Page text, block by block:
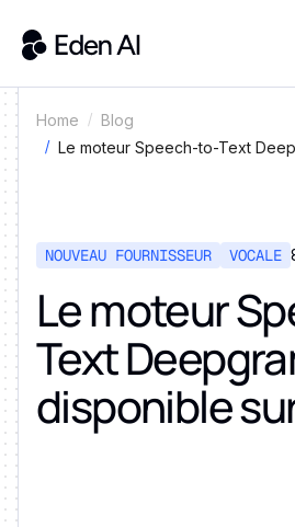
Home
Blog
Le moteur Speech-to-Text
NOUVEAU FOURNISSEUR VOCALE
Le moteur
Text
disponible